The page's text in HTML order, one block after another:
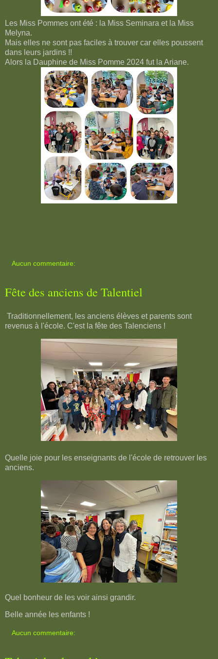
Les Miss Pommes ont été : la Miss Seminara et la Miss
Melyna.
Mais elles ne sont pas faciles à trouver car elles poussent
dans leurs jardins !!
Alors la Dauphine de Miss Pomme 2024 fut la Ariane.
Aucun commentaire:
Fête des anciens de Talentiel
Traditionnellement, les anciens élèves et parents sont
revenus à l'école. C'est la fête des Talenciens !
Quelle joie pour les enseignants de l'école de retrouver les
anciens.
Quel bonheur de les voir ainsi grandir.
Belle année les enfants !
Aucun commentaire: